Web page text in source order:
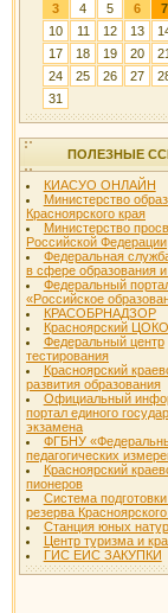
3
4 5 6 7
10
11 12 13
17
18 19 20 21
24
25 26 27
31
ПОЛЕЗНЫЕ
КИАСУО ОНЛАЙН
Министерство
Красноярского края
Министерство
Российской Федерации
Федеральная
в сфере образования
Федеральный
«Российское
КРАСОБРНАДЗОР
Красноярский ЦОКО
Федеральный центр
тестирования
Красноярский
развития образования
Официальный
портал единого
экзамена
ФГБНУ
педагогических
Красноярский
пионеров
Система
резерва
Станция юных
Центр туризма и
ГИС ЕИС ЗАКУПКИ